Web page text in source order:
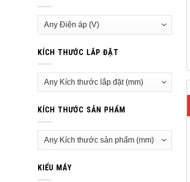
KÍCH THƯỚC LẮP ĐẶT
KÍCH THƯỚC SẢN PHẨM
KIỂU MÁY